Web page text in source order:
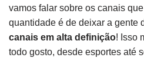
vamos falar sobre os canais
quantidade é de deixar a gente
canais em alta definição! Isso
todo gosto, desde esportes até